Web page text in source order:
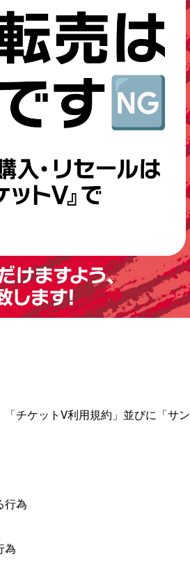
チケットV利用規約」並びに「サン
行為
為